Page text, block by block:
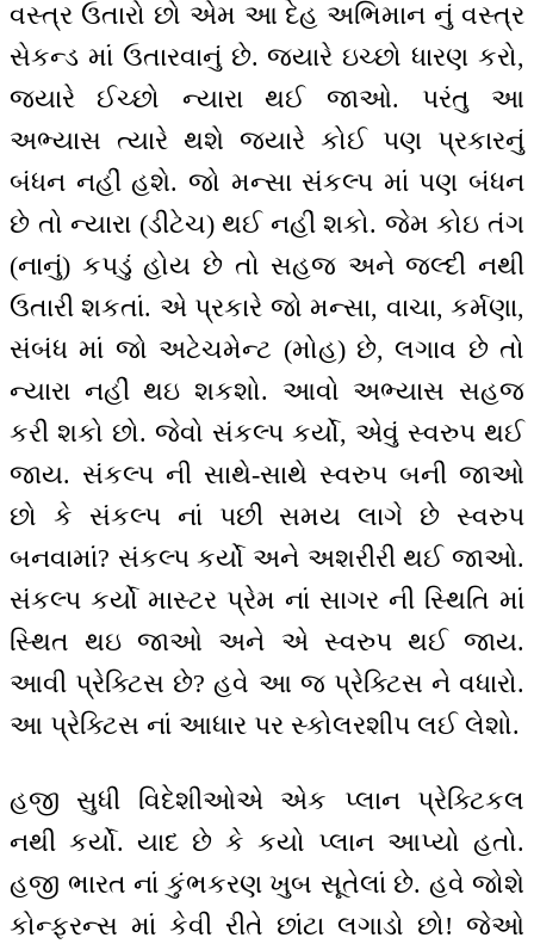
વસ્ત્ર ઉતારો છો એમ આ દેહ અભિમાન નું વસ્ત્ર
સેકન્ડ માં ઉતારવાનું છે. જ્યારે ઇચ્છો ધારણ કરો,
જ્યારે ઈચ્છો ન્યારા થઈ જાઓ. પરંતુ આ
અભ્યાસ ત્યારે થશે જ્યારે કોઈ પણ પ્રકારનું
બંધન નહીં હશે. જો મન્સા સંકલ્પ માં પણ બંધન
છે તો ન્યારા (ડીટેચ) થઈ નહીં શકો. જેમ કોઇ તંગ
(નાનું) કપડું હોય છે તો સહજ અને જલ્દી નથી
ઉતારી શકતાં. એ પ્રકારે જો મન્સા, વાચા, કર્મણા,
સંબંધ માં જો અટેચમેન્ટ (મોહ) છે, લગાવ છે તો
ન્યારા નહીં થઇ શકશો. આવો અભ્યાસ સહજ
કરી શકો છો. જેવો સંકલ્પ કર્યો, એવું સ્વરુપ થઈ
જાય. સંકલ્પ ની સાથે-સાથે સ્વરુપ બની જાઓ
છો કે સંકલ્પ નાં પછી સમય લાગે છે સ્વરુપ
બનવામાં? સંકલ્પ કર્યો અને અશરીરી થઈ જાઓ.
સંકલ્પ કર્યો માસ્ટર પ્રેમ નાં સાગર ની સ્થિતિ માં
સ્થિત થઇ જાઓ અને એ સ્વરુપ થઈ જાય.
આવી પ્રેક્ટિસ છે? હવે આ જ પ્રેક્ટિસ ને વધારો.
આ પ્રેક્ટિસ નાં આધાર પર સ્કોલરશીપ લઈ લેશો.
હજી સુધી વિદેશીઓએ એક પ્લાન પ્રેક્ટિકલ
નથી કર્યો. યાદ છે કે કયો પ્લાન આપ્યો હતો.
હજી ભારત નાં કુંભકરણ ખુબ સૂતેલાં છે. હવે જોશે
કોન્ફરન્સ માં કેવી રીતે છાંટા લગાડો છો! જેઓ